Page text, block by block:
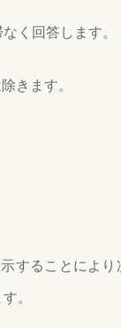
く回答します。
きます。
することによ
。